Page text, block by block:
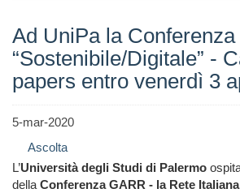
Ad UniPa la
“Sostenibile/Digitale” -
papers entro venerdì 3
5-mar-2020
Ascolta
L’Università degli Studi di Palermo
dellaConferenza GARR - la Rete